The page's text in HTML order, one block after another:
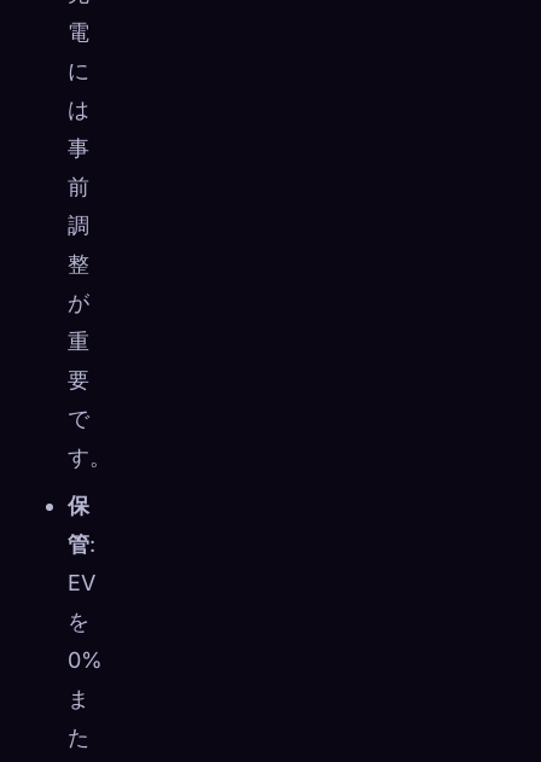
電
に
は
事
前
調
整
が
重
要
で
す。
保
管:
EV
を
0%
ま
た